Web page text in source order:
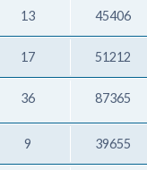
13 45406
17 51212
36 87365
9 39655